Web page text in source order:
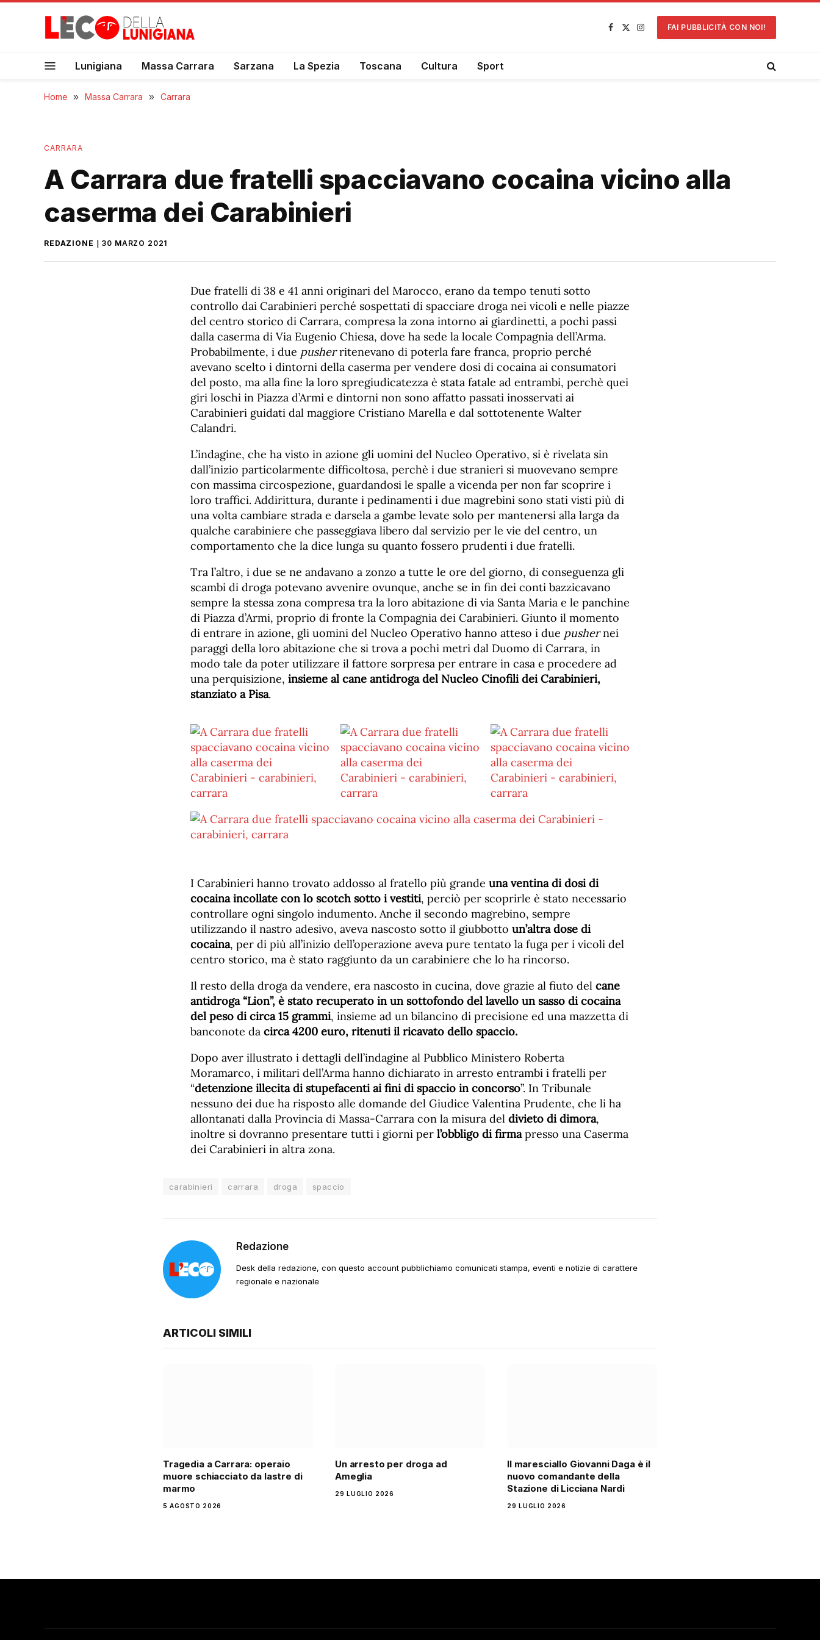
Facebook
X
Instagram
FAI PUBBLICITÀ CON NOI!
Lunigiana Massa Carrara Sarzana La Spezia Toscana Cultura Sport
Home » Massa Carrara » Carrara
CARRARA
A Carrara due fratelli spacciavano cocaina vicino alla
caserma dei Carabinieri
REDAZIONE 30 MARZO 2021
Due fratelli di 38 e 41 anni originari del Marocco, erano da tempo tenuti sotto
controllo dai Carabinieri perché sospettati di spacciare droga nei vicoli e nelle piazze
del centro storico di Carrara, compresa la zona intorno ai giardinetti, a pochi passi
dalla caserma di Via Eugenio Chiesa, dove ha sede la locale Compagnia dell’Arma.
Probabilmente, i due pusherritenevano di poterla fare franca, proprio perché
avevano scelto i dintorni della caserma per vendere dosi di cocaina ai consumatori
del posto, ma alla fine la loro spregiudicatezza è stata fatale ad entrambi, perchè quei
giri loschi in Piazza d’Armi e dintorni non sono affatto passati inosservati ai
Carabinieri guidati dal maggiore Cristiano Marella e dal sottotenente Walter
Calandri.
L’indagine, che ha visto in azione gli uomini del Nucleo Operativo, si è rivelata sin
dall’inizio particolarmente difficoltosa, perchè i due stranieri si muovevano sempre
con massima circospezione, guardandosi le spalle a vicenda per non far scoprire i
loro traffici. Addirittura, durante i pedinamenti i due magrebini sono stati visti più di
una volta cambiare strada e darsela a gambe levate solo per mantenersi alla larga da
qualche carabiniere che passeggiava libero dal servizio per le vie del centro, un
comportamento che la dice lunga su quanto fossero prudenti i due fratelli.
Tra l’altro, i due se ne andavano a zonzo a tutte le ore del giorno, di conseguenza gli
scambi di droga potevano avvenire ovunque, anche se in fin dei conti bazzicavano
sempre la stessa zona compresa tra la loro abitazione di via Santa Maria e le panchine
di Piazza d’Armi, proprio di fronte la Compagnia dei Carabinieri. Giunto il momento
di entrare in azione, gli uomini del Nucleo Operativo hanno atteso i due pushernei
paraggi della loro abitazione che si trova a pochi metri dal Duomo di Carrara, in
modo tale da poter utilizzare il fattore sorpresa per entrare in casa e procedere ad
una perquisizione, insieme al cane antidroga del Nucleo Cinofili dei Carabinieri,
stanziato a Pisa.
I Carabinieri hanno trovato addosso al fratello più grande una ventina di dosi di
cocaina incollate con lo scotch sotto i vestiti, perciò per scoprirle è stato necessario
controllare ogni singolo indumento. Anche il secondo magrebino, sempre
utilizzando il nastro adesivo, aveva nascosto sotto il giubbotto un’altra dose di
cocaina, per di più all’inizio dell’operazione aveva pure tentato la fuga per i vicoli del
centro storico, ma è stato raggiunto da un carabiniere che lo ha rincorso.
Il resto della droga da vendere, era nascosto in cucina, dove grazie al fiuto del cane
antidroga “Lion”, è stato recuperato in un sottofondo del lavello un sasso di cocaina
del peso di circa 15 grammi, insieme ad un bilancino di precisione ed una mazzetta di
banconote da circa 4200 euro, ritenuti il ricavato dello spaccio.
Dopo aver illustrato i dettagli dell’indagine al Pubblico Ministero Roberta
Moramarco, i militari dell’Arma hanno dichiarato in arresto entrambi i fratelli per
“detenzione illecita di stupefacenti ai fini di spaccio in concorso”. In Tribunale
nessuno dei due ha risposto alle domande del Giudice Valentina Prudente, che li ha
allontanati dalla Provincia di Massa-Carrara con la misura del divieto di dimora,
inoltre si dovranno presentare tutti i giorni per l’obbligo di firmapresso una Caserma
dei Carabinieri in altra zona.
carabinieri carrara droga spaccio
Redazione
Desk della redazione, con questo account pubblichiamo comunicati stampa, eventi e notizie di carattere
regionale e nazionale
ARTICOLI SIMILI
Tragedia a Carrara: operaio
muore schiacciato da lastre di
marmo
5 AGOSTO 2026
Un arresto per droga ad
Ameglia
29 LUGLIO 2026
Il maresciallo Giovanni Daga è il
nuovo comandante della
Stazione di Licciana Nardi
29 LUGLIO 2026